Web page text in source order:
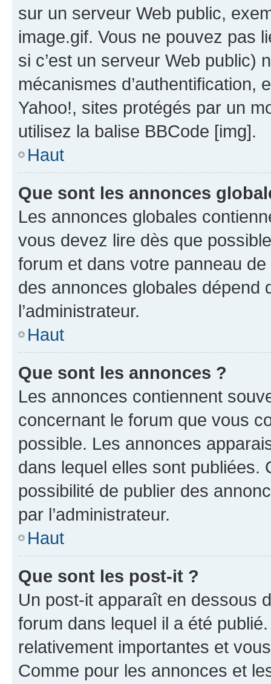
sur un serveur Web public,
image.gif. Vous ne pouvez pas
si c’est un serveur Web public)
mécanismes d’authentification,
Yahoo!, sites protégés par un
utilisez la balise BBCode [img].
Haut
Que sont les annonces
Les annonces globales
vous devez lire dès que
forum et dans votre panneau
des annonces globales dépend
l’administrateur.
Haut
Que sont les annonces ?
Les annonces contiennent
concernant le forum que vous
possible. Les annonces
dans lequel elles sont publiées.
possibilité de publier des
par l’administrateur.
Haut
Que sont les post-it ?
Un post-it apparaît en dessous
forum dans lequel il a été
relativement importantes et
Comme pour les annonces et